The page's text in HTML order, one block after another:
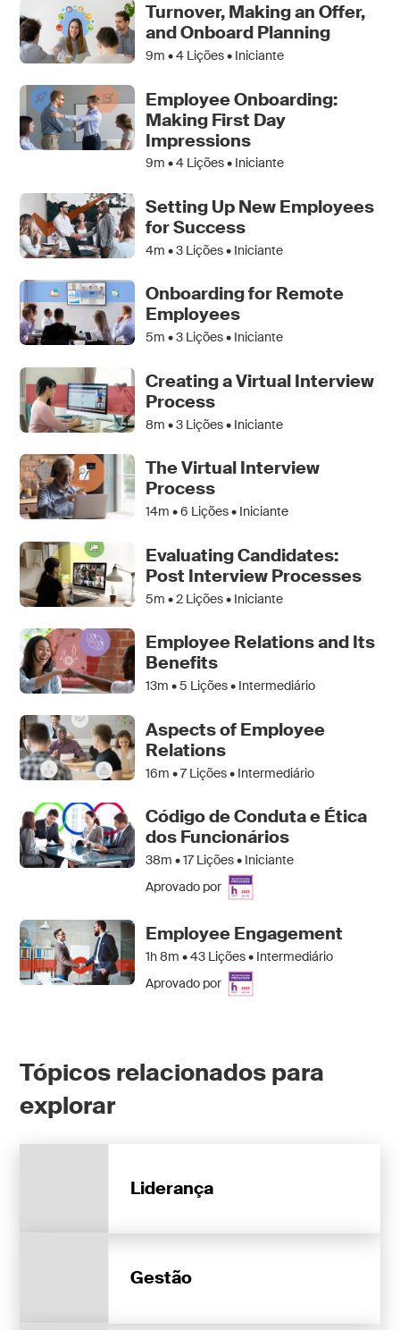
Turnover, Making an Offer,
and Onboard Planning
9m •4 Lições • Iniciante
Employee Onboarding:
Making First Day
Impressions
9m •4 Lições • Iniciante
Setting Up New Employees
for Success
4m •3 Lições • Iniciante
Onboarding for Remote
Employees
5m •3 Lições • Iniciante
Creating a Virtual Interview
Process
8m •3 Lições • Iniciante
The Virtual Interview
Process
14m •6 Lições • Iniciante
Evaluating Candidates:
Post Interview Processes
5m •2 Lições • Iniciante
Employee Relations and Its
Benefits
13m •5 Lições • Intermediário
Aspects of Employee
Relations
16m •7Lições • Intermediário
Código de Conduta e Ética
dos Funcionários
38m •17Lições • Iniciante
Aprovado por
Employee Engagement
1h 8m •43 Lições • Intermediário
Aprovado por
Tópicos relacionados para
explorar
Liderança
Gestão